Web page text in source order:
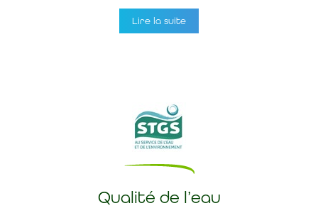
Lire la suite
Qualité de l’eau